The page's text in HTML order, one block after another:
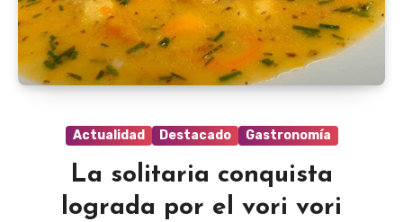
Actualidad Destacado Gastronomía
La solitaria conquista
lograda por el vori vori